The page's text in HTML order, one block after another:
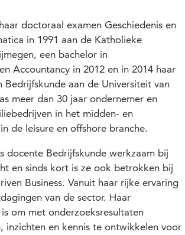
doctoraal examen Geschiedenis en
in 1991 aan de Katholieke
een bachelor in
Accountancy in 2012 en in 2014 haar
Bedrijfskunde aan de Universiteit van
meer dan 30 jaar ondernemer en
in het midden- en
de leisure en offshore branche.
docente Bedrijfskunde werkzaam bij
en sinds kort is ze ook betrokken bij
Business. Vanuit haar rijke ervaring
van de sector. Haar
om met onderzoeksresultaten
inzichten en kennis te ontwikkelen voor